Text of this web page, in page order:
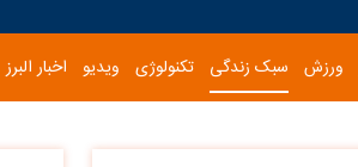
ورزش سبک زندگی تکنولوژی ویدیو اخبار البرز